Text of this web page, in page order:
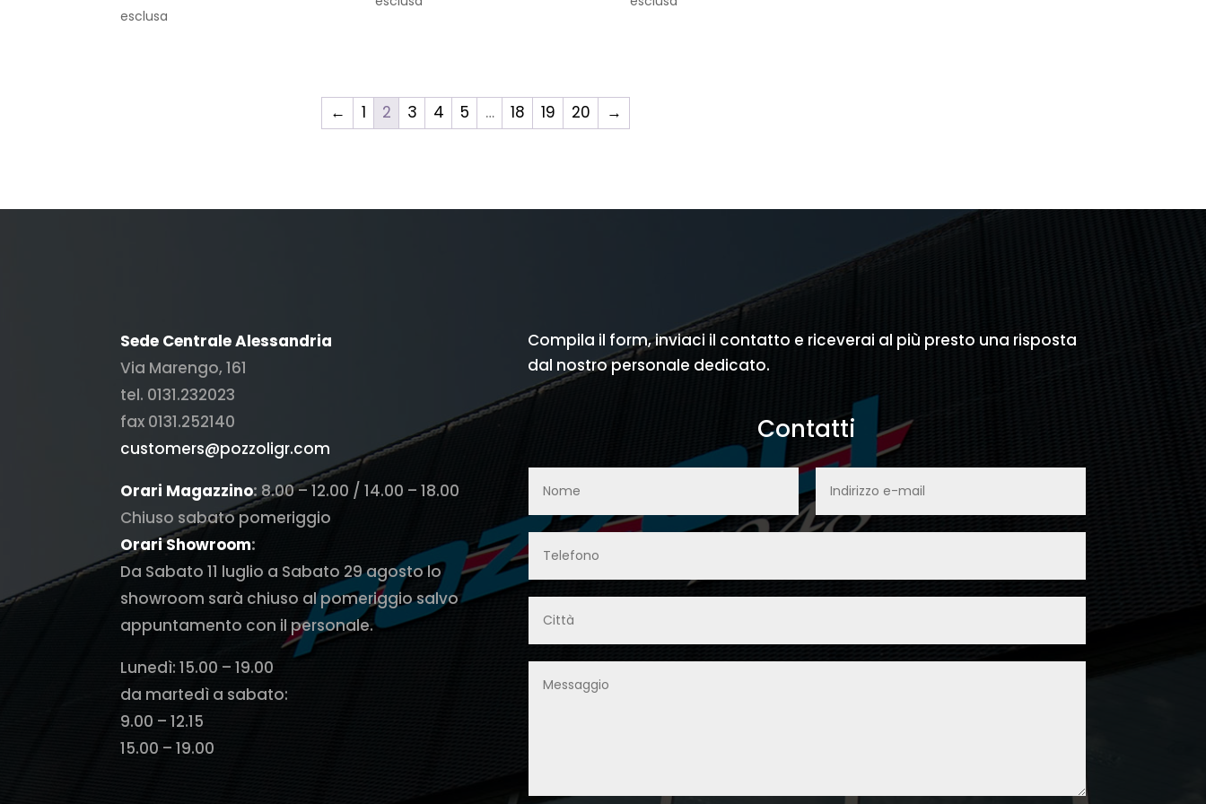
esclusa
← 1 2 3 4 5 … 18 19 20 →
Sede Centrale Alessandria
Via Marengo, 161
tel. 0131.232023
fax 0131.252140
customers@pozzoligr.com
Orari Magazzino:8.00 – 12.00 / 14.00 – 18.00
Chiuso sabato pomeriggio
Orari Showroom:
Da Sabato 11 luglio a Sabato 29 agosto lo
showroom sarà chiuso al pomeriggio salvo
appuntamento con il personale.
Lunedì: 15.00 – 19.00
da martedì a sabato:
9.00 – 12.15
15.00 – 19.00
Compila il form, inviaci il contatto e riceverai al più presto una risposta
dal nostro personale dedicato.
Contatti